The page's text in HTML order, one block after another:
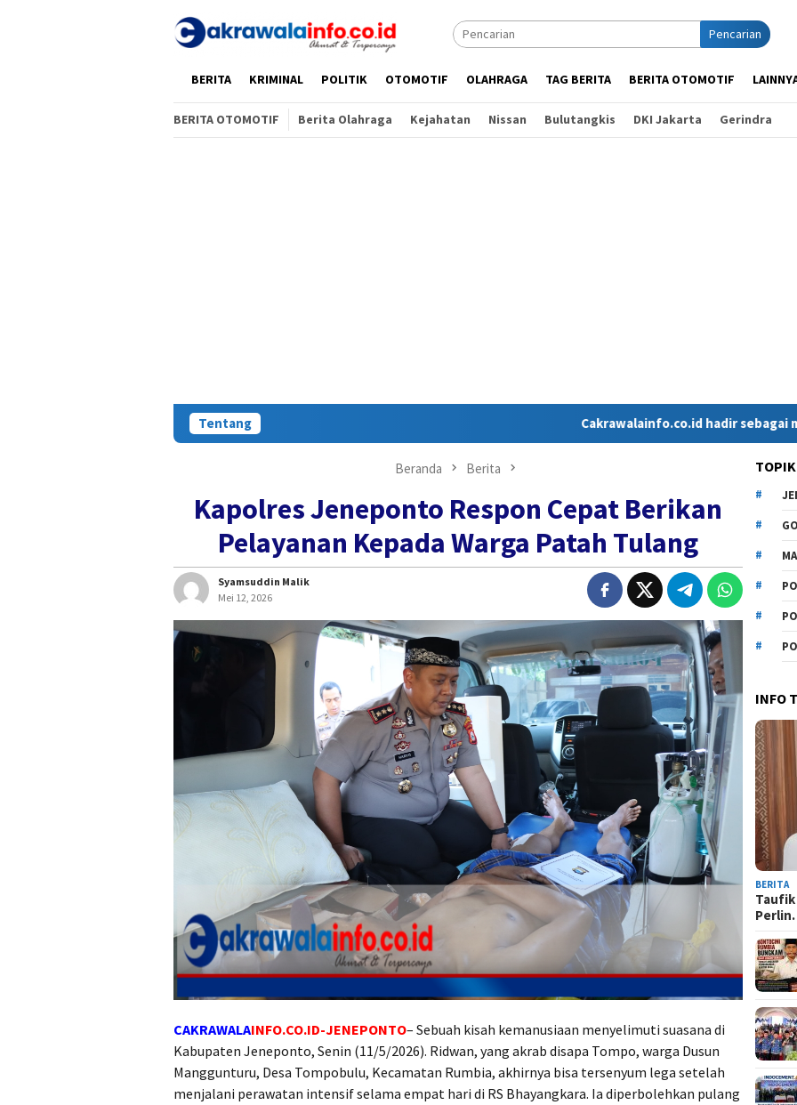
Pencarian
HOMEBERITA KRIMINAL POLITIK OTOMOTIF OLAHRAGA TAG BERITA BERITA OTOMOTIF
BERITA OTOMOTIF Berita Olahraga Kejahatan Nissan Bulutangkis DKI Jakarta Gerindra
Tentang Cakrawalainfo.co.id hadir sebagai media
Beranda Berita
Kapolres Jeneponto Respon Cepat Berikan
Pelayanan Kepada Warga Patah Tulang
Syamsuddin Malik
Mei 12, 2026
CAKRAWALAINFO.CO.ID-JENEPONTO– Sebuah kisah kemanusiaan menyelimuti suasana di
Kabupaten Jeneponto, Senin (11/5/2026). Ridwan, yang akrab disapa Tompo, warga Dusun
Manggunturu, Desa Tompobulu, Kecamatan Rumbia, akhirnya bisa tersenyum lega setelah
menjalani perawatan intensif selama empat hari di RS Bhayangkara. Ia diperbolehkan pulang
INFO
BERITA
Taufik